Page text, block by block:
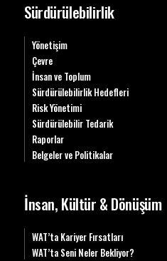
Sürdürülebilirlik
Yönetişim
Çevre
İnsan ve Toplum
Sürdürülebilirlik Hedefleri
Risk Yönetimi
Sürdürülebilir Tedarik
Raporlar
Belgeler ve Politikalar
İnsan, Kültür & Dönüşüm
WAT’ta Kariyer Fırsatları
WAT’ta Seni Neler Bekliyor?